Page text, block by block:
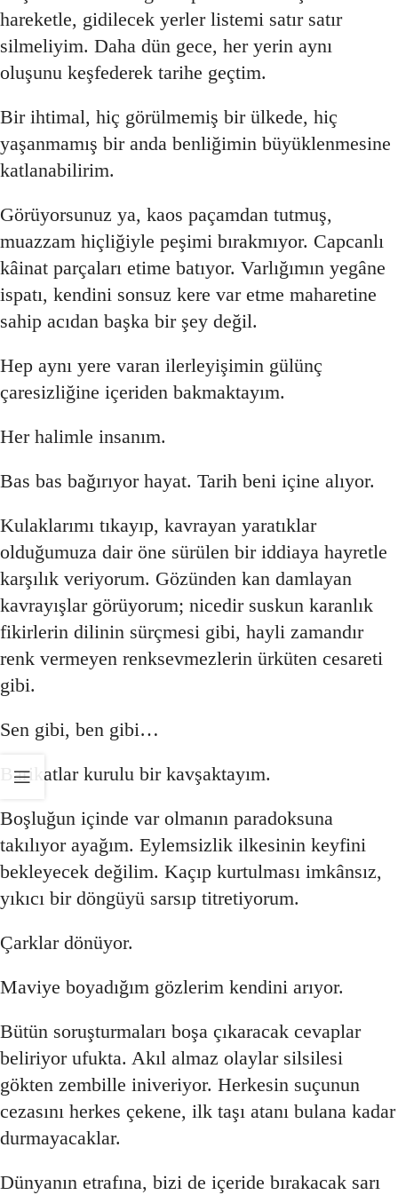
hareketle, gidilecek yerler listemi satır satır
silmeliyim. Daha dün gece, her yerin aynı
oluşunu keşfederek tarihe geçtim.
Bir ihtimal, hiç görülmemiş bir ülkede, hiç
yaşanmamış bir anda benliğimin büyüklenmesine
katlanabilirim.
Görüyorsunuz ya, kaos paçamdan tutmuş,
muazzam hiçliğiyle peşimi bırakmıyor. Capcanlı
kâinat parçaları etime batıyor. Varlığımın yegâne
ispatı, kendini sonsuz kere var etme maharetine
sahip acıdan başka bir şey değil.
Hep aynı yere varan ilerleyişimin gülünç
çaresizliğine içeriden bakmaktayım.
Her halimle insanım.
Bas bas bağırıyor hayat. Tarih beni içine alıyor.
Kulaklarımı tıkayıp, kavrayan yaratıklar
olduğumuza dair öne sürülen bir iddiaya hayretle
karşılık veriyorum. Gözünden kan damlayan
kavrayışlar görüyorum; nicedir suskun karanlık
fikirlerin dilinin sürçmesi gibi, hayli zamandır
renk vermeyen renksevmezlerin ürküten cesareti
gibi.
Sen gibi, ben gibi…
Barikatlar kurulu bir kavşaktayım.
Boşluğun içinde var olmanın paradoksuna
takılıyor ayağım. Eylemsizlik ilkesinin keyfini
bekleyecek değilim. Kaçıp kurtulması imkânsız,
yıkıcı bir döngüyü sarsıp titretiyorum.
Çarklar dönüyor.
Maviye boyadığım gözlerim kendini arıyor.
Bütün soruşturmaları boşa çıkaracak cevaplar
beliriyor ufukta. Akıl almaz olaylar silsilesi
gökten zembille iniveriyor. Herkesin suçunun
cezasını herkes çekene, ilk taşı atanı bulana kadar
durmayacaklar.
Dünyanın etrafına, bizi de içeride bırakacak sarı